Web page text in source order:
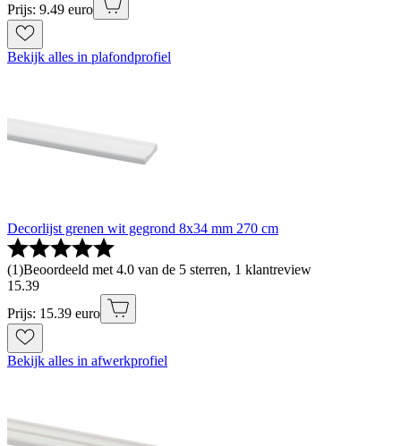
Prijs: 9.49 euro
Bekijk alles in plafondprofiel
Decorlijst grenen wit gegrond 8x34 mm 270 cm
(1)Beoordeeld met 4.0 van de 5 sterren, 1 klantreview
15.39
Prijs: 15.39 euro
Bekijk alles in afwerkprofiel